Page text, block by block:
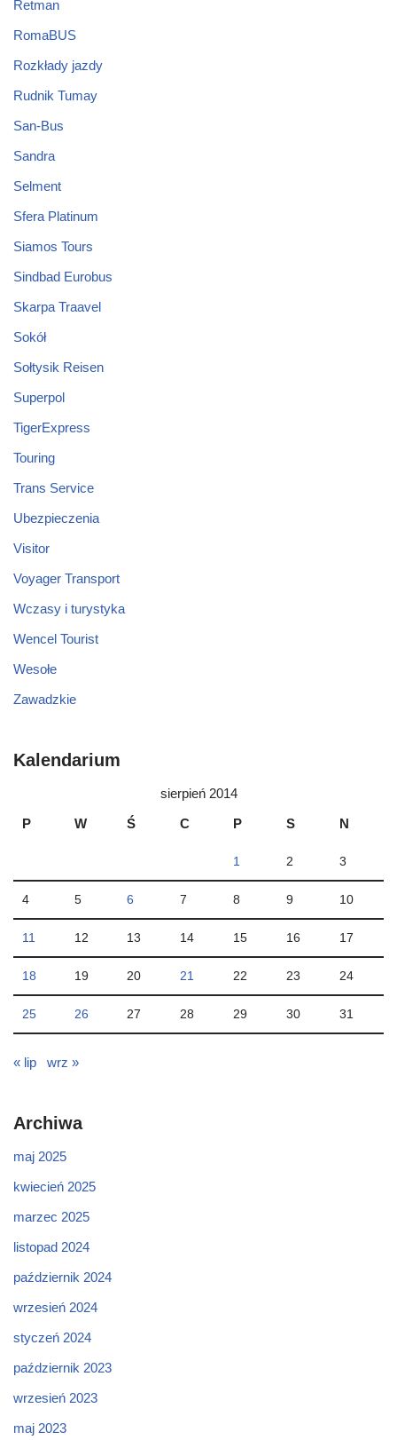
Retman
RomaBUS
Rozkłady jazdy
Rudnik Tumay
San-Bus
Sandra
Selment
Sfera Platinum
Siamos Tours
Sindbad Eurobus
Skarpa Traavel
Sokół
Sołtysik Reisen
Superpol
TigerExpress
Touring
Trans Service
Ubezpieczenia
Visitor
Voyager Transport
Wczasy i turystyka
Wencel Tourist
Wesołe
Zawadzkie
Kalendarium
sierpień 2014
P
W Ś C P S N
1 2 3
4 5 6 7 8 9 10
11 12 13 14 15 16 17
18 19 20 21 22 23 24
25 26 27 28 29 30 31
« lip wrz »
Archiwa
maj 2025
kwiecień 2025
marzec 2025
listopad 2024
październik 2024
wrzesień 2024
styczeń 2024
październik 2023
wrzesień 2023
maj 2023